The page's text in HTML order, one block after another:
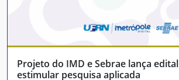
Projeto do IMD e Sebrae lança
estimular pesquisa aplicada